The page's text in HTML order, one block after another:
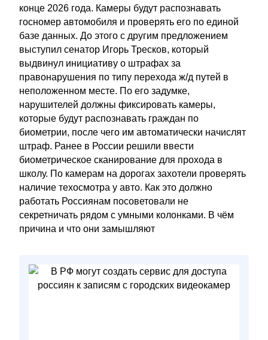
конце 2026 года. Камеры будут распознавать
госномер автомобиля и проверять его по единой
базе данных. До этого с другим предложением
выступил сенатор Игорь Тресков, который
выдвинул инициативу о штрафах за
правонарушения по типу перехода ж/д путей в
неположенном месте. По его задумке,
нарушителей должны фиксировать камеры,
которые будут распознавать граждан по
биометрии, после чего им автоматически начислят
штраф. Ранее в России решили ввести
биометрическое сканирование для прохода в
школу. По камерам на дорогах захотели проверять
наличие техосмотра у авто. Как это должно
работать Россиянам посоветовали не
секретничать рядом с умными колонками. В чём
причина и что они замышляют